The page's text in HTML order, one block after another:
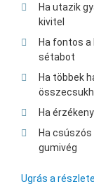
Ha utazik
kivitel
Ha fontos
sétabot
Ha többek
Ha
Ha
gumivég
Ugrás a